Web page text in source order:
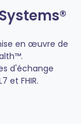
en œuvre de
d'échange
et FHIR.